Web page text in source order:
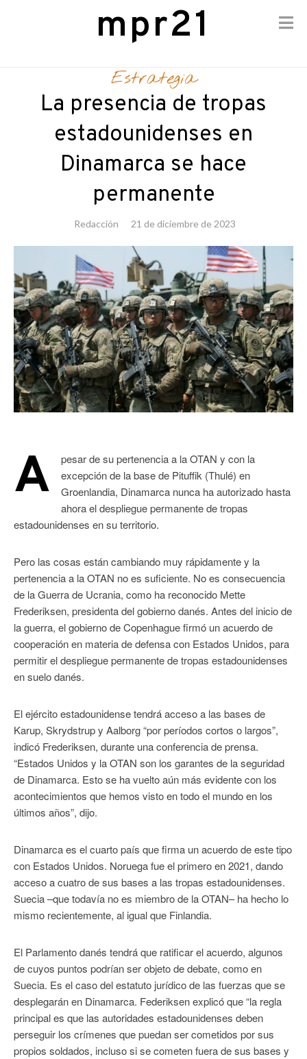
mpr21
Estrategia
La presencia de tropas
estadounidenses en
Dinamarca se hace
permanente
Redacción 21 de diciembre de 2023
A
pesar de su pertenencia a la OTAN y con la
excepción de la base de Pituffik (Thulé) en
Groenlandia, Dinamarca nunca ha autorizado hasta
ahora el despliegue permanente de tropas
estadounidenses en su territorio.
Pero las cosas están cambiando muy rápidamente y la
pertenencia a la OTAN no es suficiente. No es consecuencia
de la Guerra de Ucrania, como ha reconocido Mette
Frederiksen, presidenta del gobierno danés. Antes del inicio de
la guerra, el gobierno de Copenhague firmó un acuerdo de
cooperación en materia de defensa con Estados Unidos, para
permitir el despliegue permanente de tropas estadounidenses
en suelo danés.
El ejército estadounidense tendrá acceso a las bases de
Karup, Skrydstrup y Aalborg “por períodos cortos o largos”,
indicó Frederiksen, durante una conferencia de prensa.
“Estados Unidos y la OTAN son los garantes de la seguridad
de Dinamarca. Esto se ha vuelto aún más evidente con los
acontecimientos que hemos visto en todo el mundo en los
últimos años”, dijo.
Dinamarca es el cuarto país que firma un acuerdo de este tipo
con Estados Unidos. Noruega fue el primero en 2021, dando
acceso a cuatro de sus bases a las tropas estadounidenses.
Suecia –que todavía no es miembro de la OTAN– ha hecho lo
mismo recientemente, al igual que Finlandia.
El Parlamento danés tendrá que ratificar el acuerdo, algunos
de cuyos puntos podrían ser objeto de debate, como en
Suecia. Es el caso del estatuto jurídico de las fuerzas que se
desplegarán en Dinamarca. Federiksen explicó que “la regla
principal es que las autoridades estadounidenses deben
perseguir los crímenes que puedan ser cometidos por sus
propios soldados, incluso si se cometen fuera de sus bases y